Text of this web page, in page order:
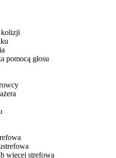
kolizji
pomocą głosu
więcej strefowa